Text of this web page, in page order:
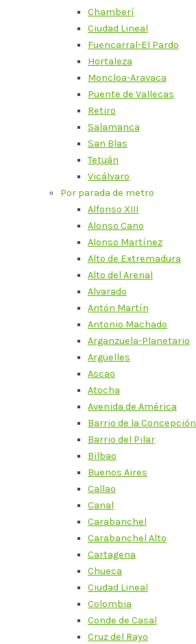
Chamberí
Ciudad Lineal
Fuencarral-El Pardo
Hortaleza
Moncloa-Aravaca
Puente de Vallecas
Retiro
Salamanca
San Blas
Tetuán
Vicálvaro
Por parada de metro
Alfonso XIII
Alonso Cano
Alonso Martínez
Alto de Extremadura
Alto del Arenal
Alvarado
Antón Martín
Antonio Machado
Arganzuela-Planetario
Argüelles
Ascao
Atocha
Avenida de América
Barrio de la Concepción
Barrio del Pilar
Bilbao
Buenos Aires
Callao
Canal
Carabanchel
Carabanchel Alto
Cartagena
Chueca
Ciudad Lineal
Colombia
Conde de Casal
Cruz del Rayo